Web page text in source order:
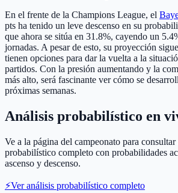
En el frente de la Champions League, el
pts ha tenido un leve descenso en su
que ahora se sitúa en 31.8%, cayendo un
jornadas. A pesar de esto, su proyección
tienen opciones para dar la vuelta a la
partidos. Con la presión aumentando y la
más alto, será fascinante ver cómo se
próximas semanas.
Análisis probabilístico en
Ve a la página del campeonato para
probabilístico completo con probabilidades
ascenso y descenso.
⚡Ver análisis probabilístico completo